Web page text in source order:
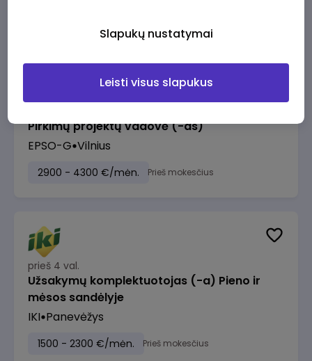
Pirkimų projektų vadovė (-as)
EPSO-G Vilnius
2900 - 4300 €/mėn. Prieš mokesčius
prieš 4 val.
Užsakymų komplektuotojas (-a) Pieno ir
mėsos sandėlyje
IKI Panevėžys
1500 - 2300 €/mėn. Prieš mokesčius
Slapukų nustatymai
Leisti visus slapukus